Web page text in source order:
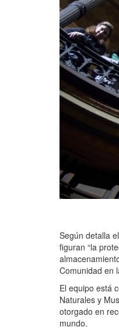
Según detalla
figuran “la
Comunidad en
El equipo está
Naturales y
otorgado en
mundo.